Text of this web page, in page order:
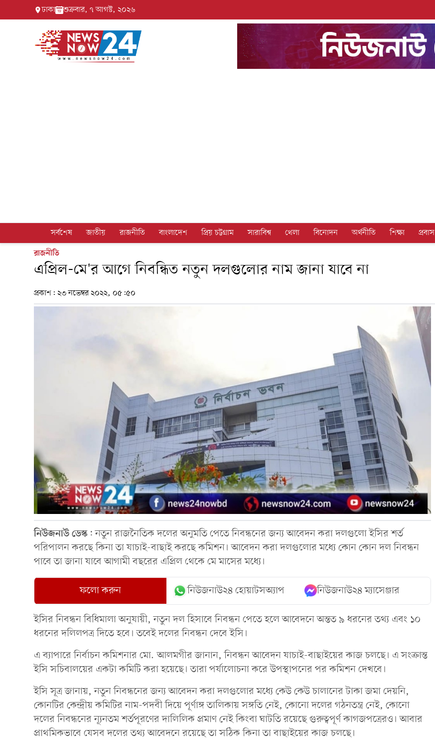
ঢাকা শুক্রবার, ৭ আগস্ট, ২০২৬
সর্বশেষ জাতীয় রাজনীতি বাংলাদেশ প্রিয় চট্টগ্রাম সারাবিশ্ব খেলা বিনোদন অর্থনীতি শিক্ষা প্রবাস
রাজনীতি
এপ্রিল-মে'র আগে নিবন্ধিত নতুন দলগুলোর নাম জানা যাবে না
প্রকাশ: ২৩ নভেম্বর ২০২২, ০৫:৫০
নিউজনাউডেস্ক : নতুন রাজনৈতিক দলের অনুমতি পেতে নিবন্ধনের জন্য আবেদন করা দলগুলো ইসির শর্ত
পরিপালন করছে কিনা তা যাচাই-বাছাই করছে কমিশন। আবেদন করা দলগুলোর মধ্যে কোন কোন দল নিবন্ধন
পাবে তা জানা যাবে আগামী বছরের এপ্রিল থেকে মে মাসের মধ্যে।
ফলো করুন নিউজনাউ২৪ হোয়াটসঅ্যাপ নিউজনাউ২৪ ম্যাসেঞ্জার
ইসির নিবন্ধন বিধিমালা অনুযায়ী, নতুন দল হিসাবে নিবন্ধন পেতে হলে আবেদনে অন্তত ৯ ধরনের তথ্য এবং ১০
ধরনের দলিলপত্র দিতে হবে। তবেই দলের নিবন্ধন দেবে ইসি।
এ ব্যাপারে নির্বাচন কমিশনার মো. আলমগীর জানান, নিবন্ধন আবেদন যাচাই-বাছাইয়ের কাজ চলছে। এ সংক্রান্ত
ইসি সচিবালয়ের একটা কমিটি করা হয়েছে। তারা পর্যালোচনা করে উপস্থাপনের পর কমিশন দেখবে।
ইসি সূত্র জানায়, নতুন নিবন্ধনের জন্য আবেদন করা দলগুলোর মধ্যে কেউ কেউ চালানের টাকা জমা দেয়নি,
কোনটির কেন্দ্রীয় কমিটির নাম-পদবী দিয়ে পূর্ণাঙ্গ তালিকায় সঙ্গতি নেই, কোনো দলের গঠনতন্ত্র নেই, কোনো
দলের নিবন্ধনের ন্যূনতম শর্তপূরণের দালিলিক প্রমাণ নেই কিংবা ঘাটতি রয়েছে গুরুত্বপূর্ণ কাগজপত্রেরও। আবার
প্রাথমিকভাবে যেসব দলের তথ্য আবেদনে রয়েছে তা সঠিক কিনা তা বাছাইয়ের কাজ চলছে।